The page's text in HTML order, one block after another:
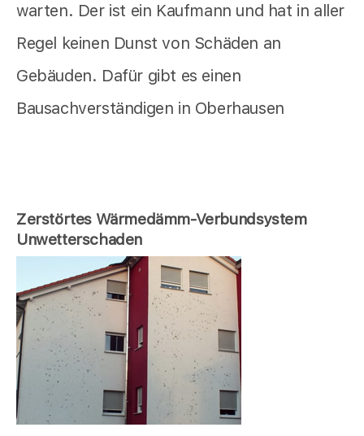
warten. Der ist ein Kaufmann und hat in aller
Regel keinen Dunst von Schäden an
Gebäuden. Dafür gibt es einen
Bausachverständigen in Oberhausen
Zerstörtes Wärmedämm-Verbundsystem
Unwetterschaden